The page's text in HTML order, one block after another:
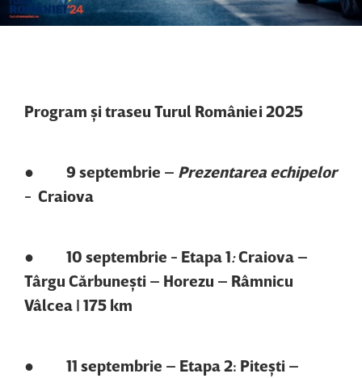
Program şi traseu Turul României 2025
● 9 septembrie – Prezentarea echipelor
- Craiova
● 10 septembrie - Etapa 1:Craiova –
Târgu Cărbuneşti – Horezu – Râmnicu
Vâlcea | 175 km
● 11 septembrie – Etapa 2: Piteşti –